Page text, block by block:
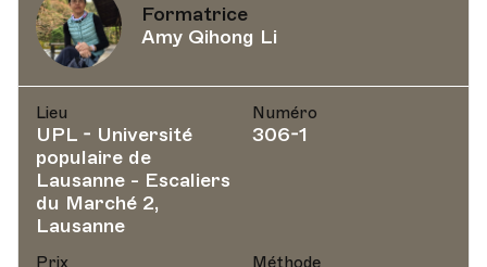
Formatrice
Amy Qihong Li
Lieu
UPL - Université
populaire de
Lausanne - Escaliers
du Marché 2,
Lausanne
Numéro
306-1
Prix Méthode